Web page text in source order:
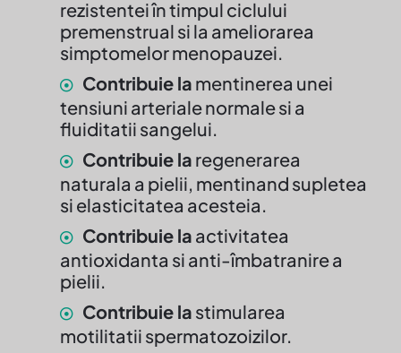
rezistentei în timpul ciclului
premenstrual si la ameliorarea
simptomelor menopauzei.
Contribuie la mentinerea unei
tensiuni arteriale normale si a
fluiditatii sangelui.
Contribuie la regenerarea
naturala a pielii, mentinand supletea
si elasticitatea acesteia.
Contribuie la activitatea
antioxidanta si anti-îmbatranire a
pielii.
Contribuie la stimularea
motilitatii spermatozoizilor.